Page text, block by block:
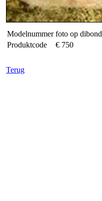
Modelnummer foto op dibond
Produktcode
€ 750
Terug